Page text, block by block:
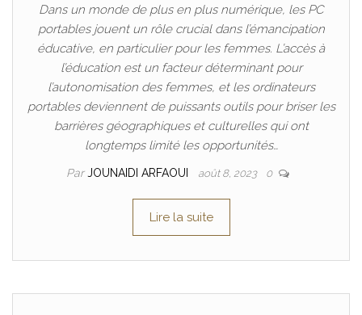
Dans un monde de plus en plus numérique, les PC
portables jouent un rôle crucial dans l’émancipation
éducative, en particulier pour les femmes. L’accès à
l’éducation est un facteur déterminant pour
l’autonomisation des femmes, et les ordinateurs
portables deviennent de puissants outils pour briser les
barrières géographiques et culturelles qui ont
longtemps limité les opportunités…
ParJOUNAIDI ARFAOUI août 8, 2023 0
Lire la suite